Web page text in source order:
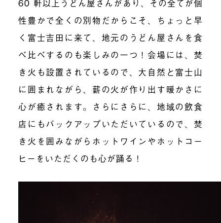
60 軒以上うどん屋さんがあり、その全てが個
性豊かで全くの別物だからこそ、ちょっと早
く富士吉田に来て、地元のうどん屋さんを食
べ比べするのも楽しみの一つ！会場には、焚
き火も設置されているので、大自然と富士山
に囲まれながら、薪の火が作り出す暖かさに
心が癒されます。さらにさらに、地域の飲食
店にもバックアップいただいているので、焚
き火を囲みながらホットワインやホットコー
ヒーをいただくのも心が踊る！